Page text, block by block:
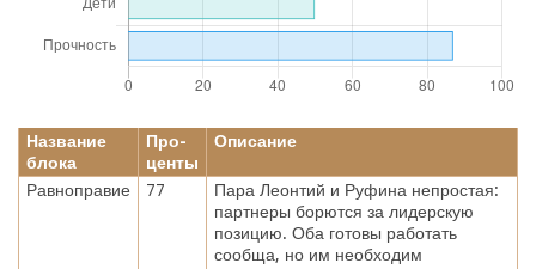
Название
блока
Про-
центы
Описание
Равноправие 77
Пара Леонтий и Руфина непростая:
партнеры борются за лидерскую
позицию. Оба готовы работать
сообща, но им необходим